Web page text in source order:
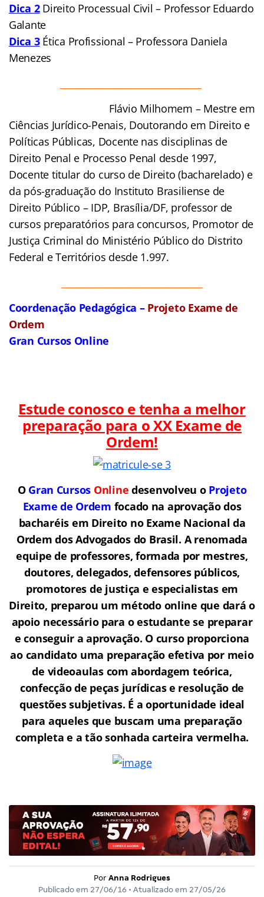
Dica 2Direito Processual Civil – Professor Eduardo
Galante
Dica 3Ética Profissional – Professora Daniela
Menezes
Flávio Milhomem – Mestre em
Ciências Jurídico-Penais, Doutorando em Direito e
Políticas Públicas, Docente nas disciplinas de
Direito Penal e Processo Penal desde 1997,
Docente titular do curso de Direito (bacharelado) e
da pós-graduação do Instituto Brasiliense de
Direito Público – IDP, Brasília/DF, professor de
cursos preparatórios para concursos, Promotor de
Justiça Criminal do Ministério Público do Distrito
Federal e Territórios desde 1.997.
Coordenação Pedagógica – Projeto Exame de
Ordem
Gran Cursos Online
Estude conosco e tenha a melhor
preparação para oXX Exame de
Ordem!
O Gran Cursos Online desenvolveu o Projeto
Exame de Ordem focado na aprovação dos
bacharéis em Direito no Exame Nacional da
Ordem dos Advogados do Brasil. A renomada
equipe de professores, formada por mestres,
doutores, delegados, defensores públicos,
promotores de justiça e especialistas em
Direito, preparou um método online que dará o
apoio necessário para o estudante se preparar
e conseguir a aprovação. O curso proporciona
ao candidato uma preparação efetiva por meio
de videoaulas com abordagem teórica,
confecção de peças jurídicas e resolução de
questões subjetivas. É a oportunidade ideal
para aqueles que buscam uma preparação
completa e a tão sonhada carteira vermelha.
Por Anna Rodrigues
Publicado em 27/06/16 • Atualizado em 27/05/26